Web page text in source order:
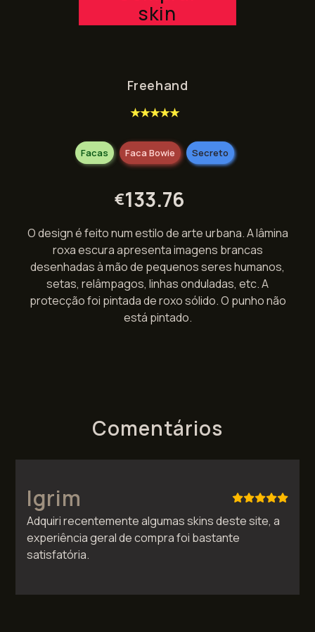
skin
Freehand
€133.76
Faca Bowie
★★★★★
Secreto
Facas
O design é feito num estilo de arte urbana. A lâmina
roxa escura apresenta imagens brancas
desenhadas à mão de pequenos seres humanos,
setas, relâmpagos, linhas onduladas, etc. A
protecção foi pintada de roxo sólido. O punho não
está pintado.
Comentários
Adquiri recentemente algumas skins deste site, a
experiência geral de compra foi bastante
satisfatória.
Igrim